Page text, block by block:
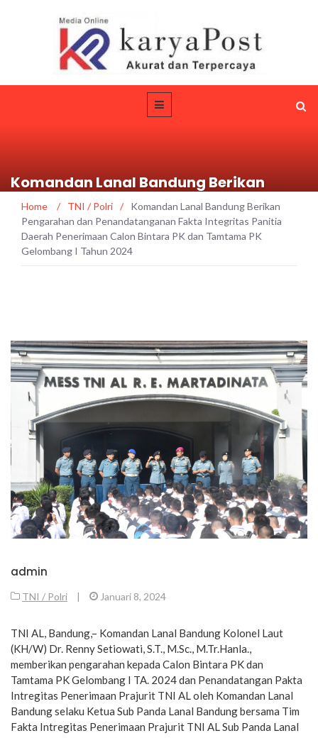
Komandan Lanal Bandung Berikan
Pengarahan dan Penandatanganan
Fakta Integritas Panitia Daerah
Penerimaan Calon Bintara PK dan
Tamtama PK Gelombang I Tahun 2024
Home / TNI / Polri /
Komandan Lanal Bandung Berikan
Pengarahan dan Penandatanganan Fakta Integritas Panitia
Daerah Penerimaan Calon Bintara PK dan Tamtama PK
Gelombang I Tahun 2024
admin
TNI / Polri | Januari 8, 2024
TNI AL, Bandung,– Komandan Lanal Bandung Kolonel Laut
(KH/W) Dr. Renny Setiowati, S.T., M.Sc., M.Tr.Hanla.,
memberikan pengarahan kepada Calon Bintara PK dan
Tamtama PK Gelombang I TA. 2024 dan Penandatangan Pakta
Intregitas Penerimaan Prajurit TNI AL oleh Komandan Lanal
Bandung selaku Ketua Sub Panda Lanal Bandung bersama Tim
Fakta Intregitas Penerimaan Prajurit TNI AL Sub Panda Lanal